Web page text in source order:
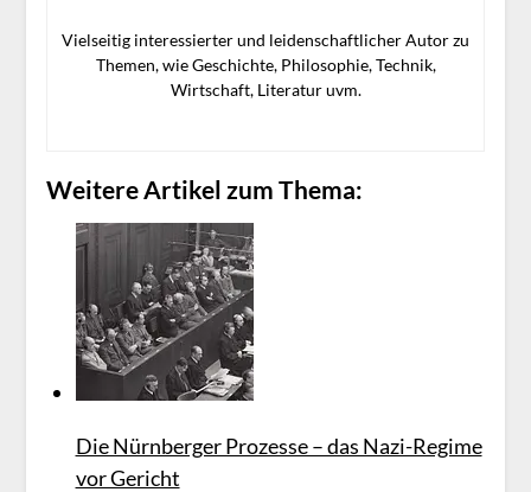
Vielseitig interessierter und leidenschaftlicher Autor zu
Themen, wie Geschichte, Philosophie, Technik,
Wirtschaft, Literatur uvm.
Weitere Artikel zum Thema:
Die Nürnberger Prozesse – das Nazi-Regime
vor Gericht